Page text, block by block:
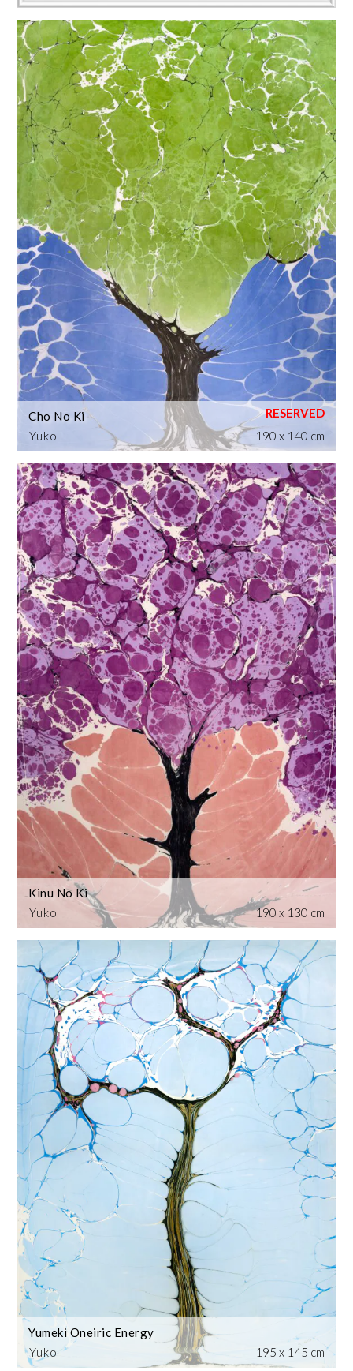
Yuko
Cho No Ki
190 x 140 cm
Yuko
Kinu No Ki
190 x 130 cm
Yuko
Yumeki Oneiric Energy
195 x 145 cm